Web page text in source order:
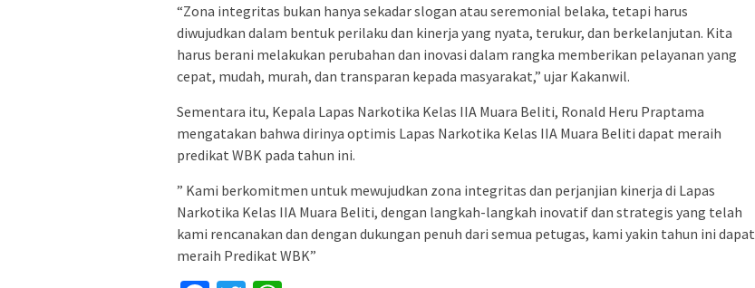
“Zona integritas bukan hanya sekadar slogan atau seremonial belaka, tetapi harus
diwujudkan dalam bentuk perilaku dan kinerja yang nyata, terukur, dan berkelanjutan. Kita
harus berani melakukan perubahan dan inovasi dalam rangka memberikan pelayanan yang
cepat, mudah, murah, dan transparan kepada masyarakat,” ujar Kakanwil.
Sementara itu, Kepala Lapas Narkotika Kelas IIA Muara Beliti, Ronald Heru Praptama
mengatakan bahwa dirinya optimis Lapas Narkotika Kelas IIA Muara Beliti dapat meraih
predikat WBK pada tahun ini.
” Kami berkomitmen untuk mewujudkan zona integritas dan perjanjian kinerja di Lapas
Narkotika Kelas IIA Muara Beliti, dengan langkah-langkah inovatif dan strategis yang telah
kami rencanakan dan dengan dukungan penuh dari semua petugas, kami yakin tahun ini dapat
meraih Predikat WBK”